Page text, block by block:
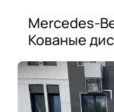
Mercedes-
Кованые